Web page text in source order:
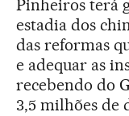
Pinheiros terá
estadia dos
das reformas
e adequar as
recebendo do
3,5 milhões de